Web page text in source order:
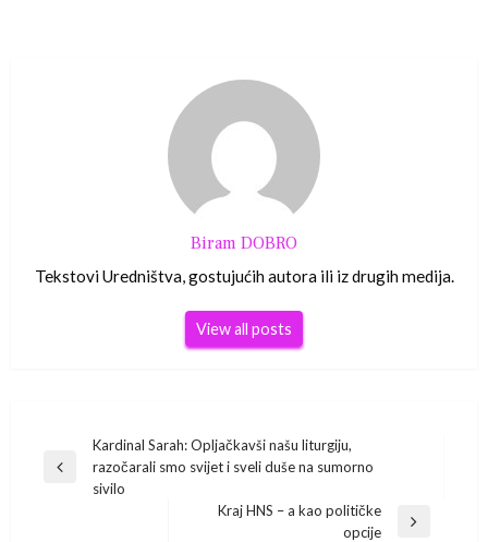
Biram DOBRO
Tekstovi Uredništva, gostujućih autora ili iz drugih medija.
View all posts
Navigacija
objava
Previous
Kardinal Sarah: Opljačkavši našu liturgiju,
razočarali smo svijet i sveli duše na sumorno
sivilo
Kraj HNS – a kao političke
opcije